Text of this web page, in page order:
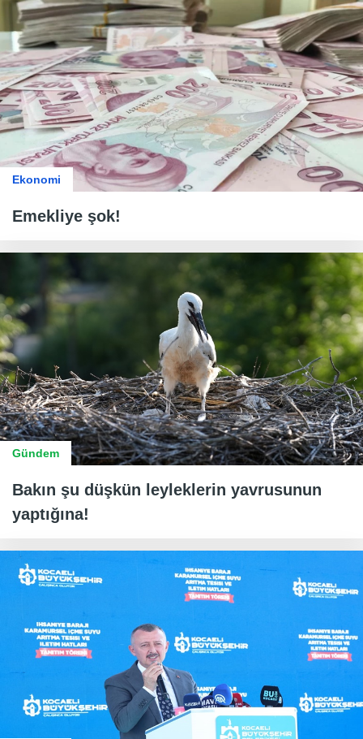
Ekonomi
Emekliye şok!
Gündem
Bakın şu düşkün leyleklerin yavrusunun
yaptığına!